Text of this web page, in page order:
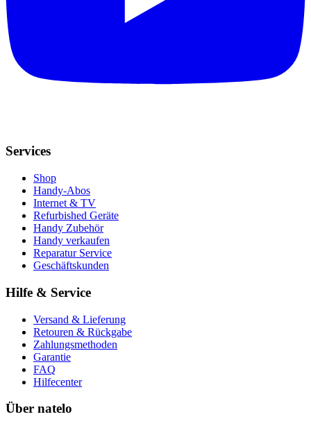
Services
Shop
Handy-Abos
Internet & TV
Refurbished Geräte
Handy Zubehör
Handy verkaufen
Reparatur Service
Geschäftskunden
Hilfe & Service
Versand & Lieferung
Retouren & Rückgabe
Zahlungsmethoden
Garantie
FAQ
Hilfecenter
Über natelo